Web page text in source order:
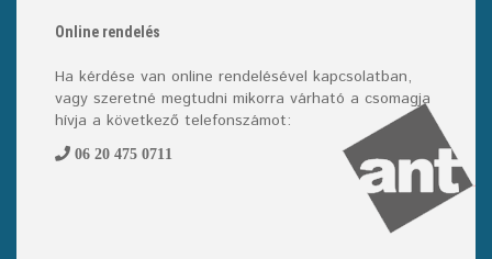
Online rendelés
Ha kérdése van online rendelésével kapcsolatban,
vagy szeretné megtudni mikorra várható a csomagja
hívja a következő telefonszámot:
06 20 475 0711